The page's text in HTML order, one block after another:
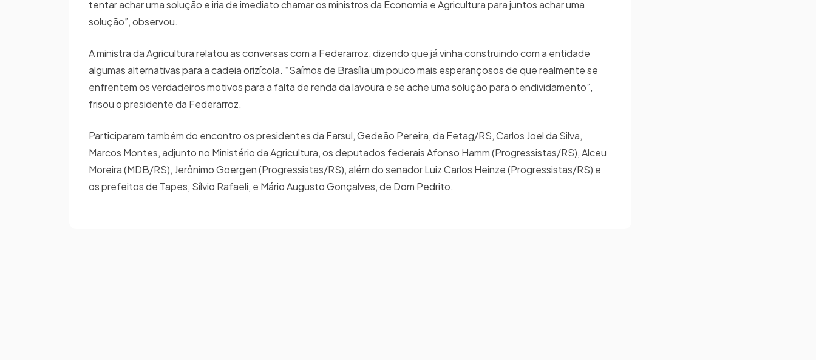
tentar achar uma solução e iria de imediato chamar os ministros da Economia e Agricultura para juntos achar uma
solução”, observou.
A ministra da Agricultura relatou as conversas com a Federarroz, dizendo que já vinha construindo com a entidade
algumas alternativas para a cadeia orizícola. “Saímos de Brasília um pouco mais esperançosos de que realmente se
enfrentem os verdadeiros motivos para a falta de renda da lavoura e se ache uma solução para o endividamento”,
frisou o presidente da Federarroz.
Participaram também do encontro os presidentes da Farsul, Gedeão Pereira, da Fetag/RS, Carlos Joel da Silva,
Marcos Montes, adjunto no Ministério da Agricultura, os deputados federais Afonso Hamm (Progressistas/RS), Alceu
Moreira (MDB/RS), Jerônimo Goergen (Progressistas/RS), além do senador Luiz Carlos Heinze (Progressistas/RS) e
os prefeitos de Tapes, Sílvio Rafaeli, e Mário Augusto Gonçalves, de Dom Pedrito.